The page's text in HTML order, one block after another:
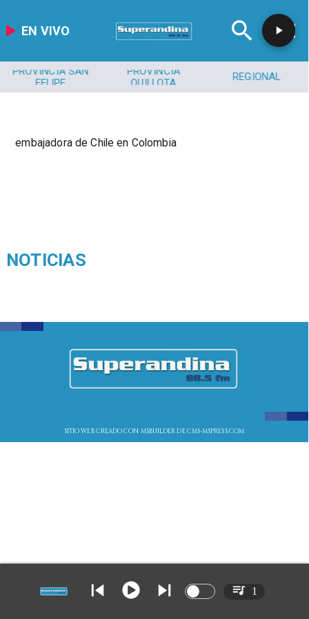
EN VIVO
PROVINCIA SAN
FELIPE
PROVINCIA
QUILLOTA
REGIONAL
embajadora de Chile en Colombia
NOTICIAS
SITIO WEB CREADO CON MSBUILDER DE CMS-MSPRESS.COM
1